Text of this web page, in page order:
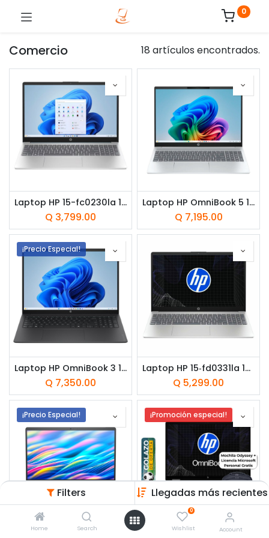
Filters Llegadas más recientes
Home Search
0
Wishlist Account
0
Comercio 18 artículos encontrados.
Laptop HP 15-fc0230la 15.6" AMD Ryzen 3 7320U 8GB RAM 512GB SSD AMD Radeon W11 Home Azul Teclado Español
Q 3,799.00
Laptop HP OmniBook 5 16-ag1051la 16" AMD Ryzen AI 5 340 16GB RAM 512GB SSD AMD Radeon 800M W11 Home Plateada Teclado Español
Q 7,195.00
¡Precio Especial!
Laptop HP OmniBook 3 16-bu0150wm 16" Intel Core Ultra 5 225U 8GB RAM 512GB SSD Intel Graphics W11 Home Mica Silver Teclado Inglés
Q 7,350.00
Laptop HP 15‑fd0331la 15.6" Intel Core 3 100U 8GB RAM 512GB SSD Intel UHD W11 Home Plata Teclado Español
Q 5,299.00
¡Precio Especial! ¡Promoción especial!